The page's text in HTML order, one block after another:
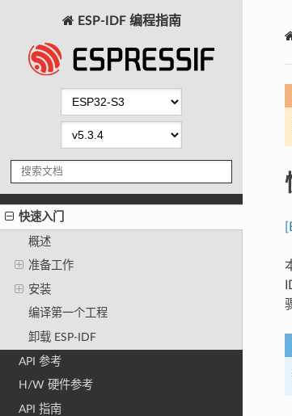
ESP-IDF 编程指南
快速入门
概述
准备工作
安装
编译第一个工程
卸载 ESP-IDF
API 参考
H/W 硬件参考
API 指南